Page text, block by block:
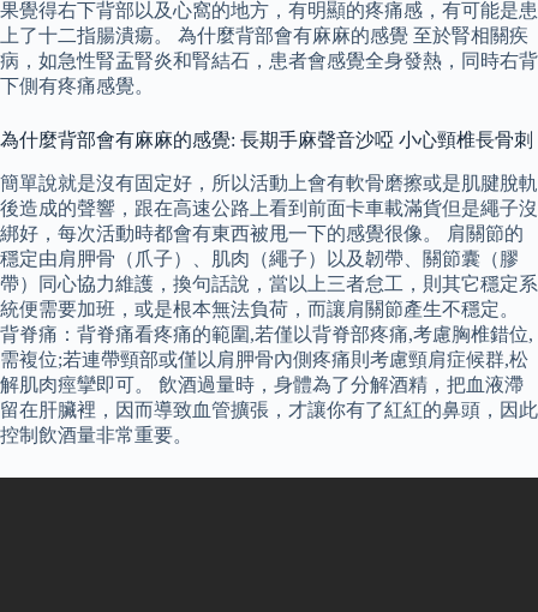
果覺得右下背部以及心窩的地方，有明顯的疼痛感，有可能是患
上了十二指腸潰瘍。 為什麼背部會有麻麻的感覺 至於腎相關疾
病，如急性腎盂腎炎和腎結石，患者會感覺全身發熱，同時右背
下側有疼痛感覺。
為什麼背部會有麻麻的感覺: 長期手麻聲音沙啞 小心頸椎長骨刺
簡單說就是沒有固定好，所以活動上會有軟骨磨擦或是肌腱脫軌
後造成的聲響，跟在高速公路上看到前面卡車載滿貨但是繩子沒
綁好，每次活動時都會有東西被甩一下的感覺很像。 肩關節的
穩定由肩胛骨（爪子）、肌肉（繩子）以及韌帶、關節囊（膠
帶）同心協力維護，換句話說，當以上三者怠工，則其它穩定系
統便需要加班，或是根本無法負荷，而讓肩關節產生不穩定。
背脊痛：背脊痛看疼痛的範圍,若僅以背脊部疼痛,考慮胸椎錯位,
需複位;若連帶頸部或僅以肩胛骨內側疼痛則考慮頸肩症候群,松
解肌肉痙攣即可。 飲酒過量時，身體為了分解酒精，把血液滯
留在肝臟裡，因而導致血管擴張，才讓你有了紅紅的鼻頭，因此
控制飲酒量非常重要。